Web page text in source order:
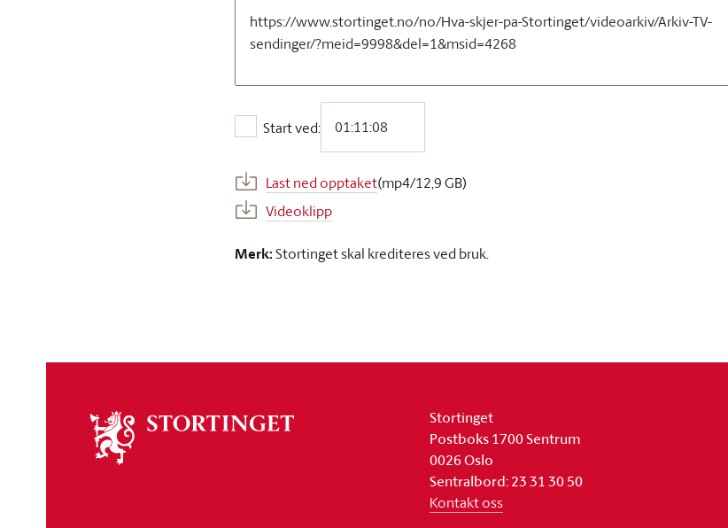
Start ved:
Start ved:
Last ned opptaket(mp4/12,9 GB)
Videoklipp
Merk:Stortinget skal krediteres ved bruk.
stortinget
Stortinget
Postboks 1700 Sentrum
0026 Oslo
Sentralbord: 23 31 30 50
Kontakt oss